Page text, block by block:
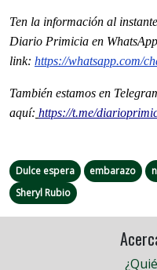
Ten la información al
Diario Primicia en
link: https://whatsapp.com/
También estamos en
aquí: https://t.me/
Dulce espera embarazo
Sheryl Rubio